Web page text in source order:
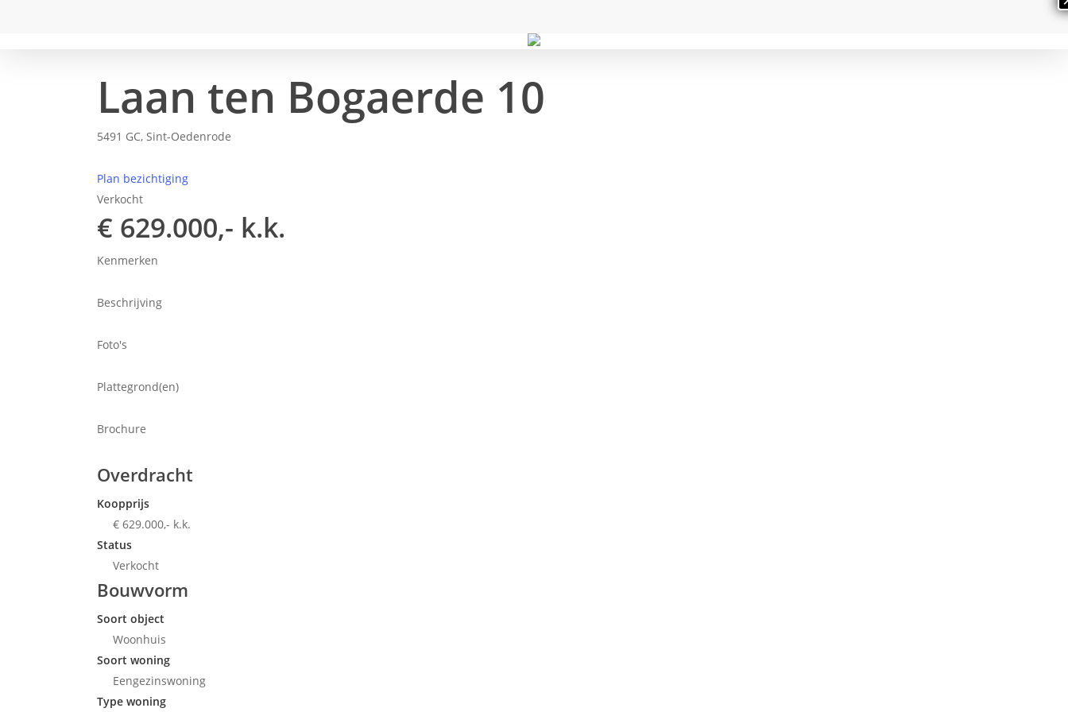
Laan ten Bogaerde 10
5491 GC, Sint-Oedenrode
Plan bezichtiging
Verkocht
€ 629.000,- k.k.
Kenmerken
Beschrijving
Foto's
Plattegrond(en)
Brochure
Overdracht
Koopprijs
€ 629.000,- k.k.
Status
Verkocht
Bouwvorm
Soort object
Woonhuis
Soort woning
Eengezinswoning
Type woning